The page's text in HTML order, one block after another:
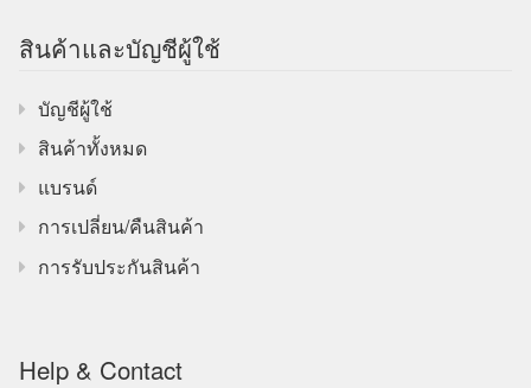
สินค้าและบัญชีผู้ใช้
บัญชีผู้ใช้
สินค้าทั้งหมด
แบรนด์
การเปลี่ยน/คืนสินค้า
การรับประกันสินค้า
Help & Contact